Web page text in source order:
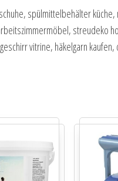
spülmittelbehälter küche,
streudeko
vitrine, häkelgarn